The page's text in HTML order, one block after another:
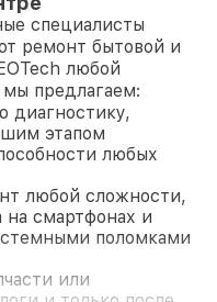
специалисты
ремонт бытовой и
любой
предлагаем:
диагностику,
этапом
любых
любой сложности,
на смартфонах и
поломками
или